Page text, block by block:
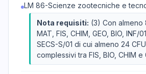
LM 86-Scienze zootecniche e
Nota requisiti: (3) Con almeno
MAT, FIS, CHIM, GEO, BIO, INF/
SECS-S/01 di cui almeno 24
complessivi tra FIS, BIO, CHIM e